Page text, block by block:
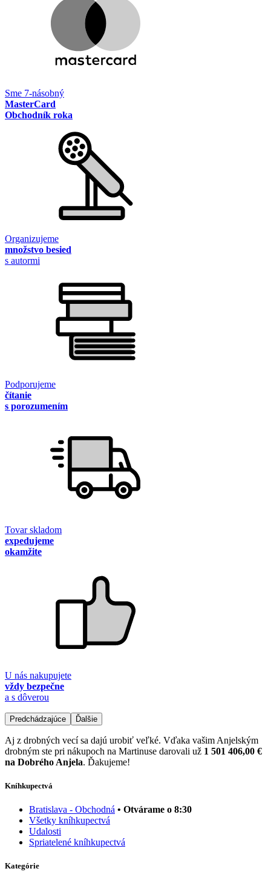
Sme 7-násobný
MasterCard
Obchodník roka
Organizujeme
množstvo besied
s autormi
Podporujeme
čítanie
s porozumením
Tovar skladom
expedujeme
okamžite
U nás nakupujete
vždy bezpečne
a s dôverou
Predchádzajúce Ďalšie
Aj z drobných vecí sa dajú urobiť veľké. Vďaka vašim Anjelským
drobným ste pri nákupoch na Martinuse darovali už 1 501 406,00 €
na Dobrého Anjela. Ďakujeme!
Kníhkupectvá
Bratislava - Obchodná • Otvárame o 8:30
Všetky kníhkupectvá
Udalosti
Spriatelené kníhkupectvá
Kategórie